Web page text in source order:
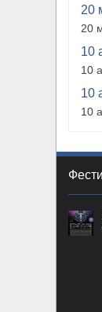
20
20
10
10
10
10